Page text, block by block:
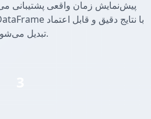
پیش‌نمایش زمان واقعی پشتیبانی
تبدیل می‌شوند.